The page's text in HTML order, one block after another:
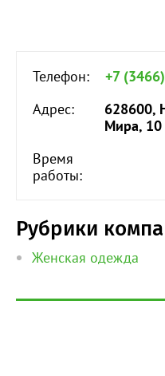
Телефон:
+7
Адрес:
628600,
Мира, 10
Время
работы:
Рубрики
Женская одежда